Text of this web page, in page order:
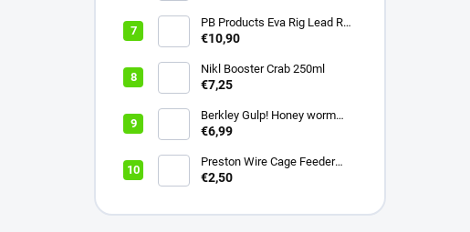
PB Products Eva Rig Lead Rod
Wrap
€10,90
Nikl Booster Crab 250ml
€7,25
Berkley Gulp! Honey worm
4,5cm Bubblegum
€6,99
Preston Wire Cage Feeder
Small 20g
€2,50